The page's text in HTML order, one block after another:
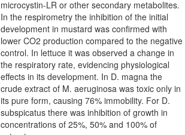
microcystin-LR or other secondary metabolites.
In the respirometry the inhibition of the initial
development in mustard was confirmed with
lower CO2 production compared to the negative
control. In lettuce it was observed a change in
the respiratory rate, evidencing physiological
effects in its development. In D. magna the
crude extract of M. aeruginosa was toxic only in
its pure form, causing 76% immobility. For D.
subspicatus there was inhibition of growth in
concentrations of 25%, 50% and 100% of